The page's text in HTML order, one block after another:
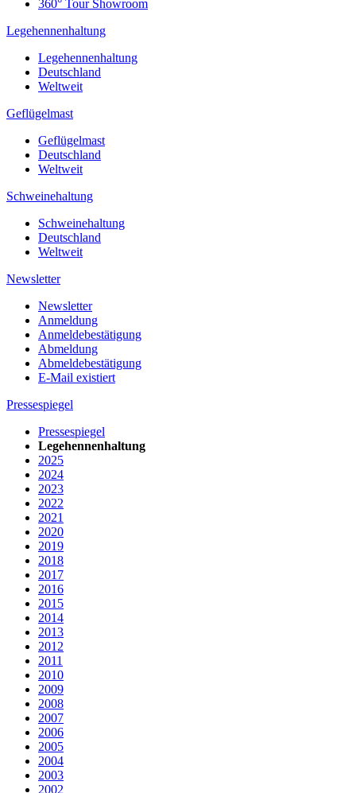
360° Tour Showroom
Legehennenhaltung
Legehennenhaltung
Deutschland
Weltweit
Geflügelmast
Geflügelmast
Deutschland
Weltweit
Schweinehaltung
Schweinehaltung
Deutschland
Weltweit
Newsletter
Newsletter
Anmeldung
Anmeldebestätigung
Abmeldung
Abmeldebestätigung
E-Mail existiert
Pressespiegel
Pressespiegel
Legehennenhaltung
2025
2024
2023
2022
2021
2020
2019
2018
2017
2016
2015
2014
2013
2012
2011
2010
2009
2008
2007
2006
2005
2004
2003
2002